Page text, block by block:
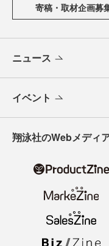
寄稿・取材企画募
ニュース
イベント
翔泳社のWebメディ